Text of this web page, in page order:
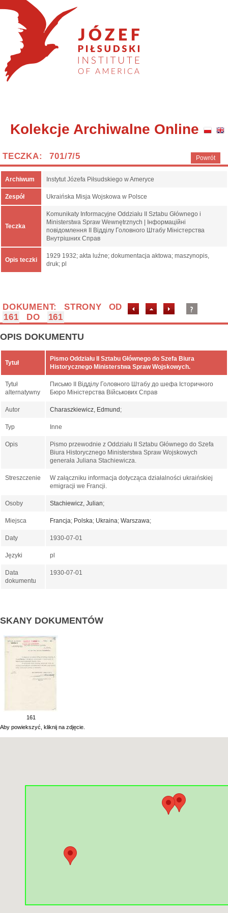
Kolekcje Archiwalne Online
Powrót
TECZKA: 701/7/5
Archiwum Instytut Józefa Piłsudskiego w Ameryce
Zespół Ukraińska Misja Wojskowa w Polsce
Teczka
Komunikaty Informacyjne Oddziału II Sztabu Głównego i
Ministerstwa Spraw Wewnętrznych | Інформаційні
повідомлення ІІ Відділу Головного Штабу Міністерства
Внутрішних Справ
Opis teczki
1929 1932; akta luźne; dokumentacja aktowa; maszynopis,
druk; pl
DOKUMENT: STRONY OD
161
DO 161
OPIS DOKUMENTU
Tytuł
Pismo Oddziału II Sztabu Głównego do Szefa Biura
Historycznego Ministerstwa Spraw Wojskowych.
Tytuł
alternatywny
Письмо ІІ Відділу Головного Штабу до шефа Історичного
Бюро Міністерства Військових Справ
Autor Charaszkiewicz, Edmund ;
Typ Inne
Opis
Pismo przewodnie z Oddziału II Sztabu Głównego do Szefa
Biura Historycznego Ministerstwa Spraw Wojskowych
generała Juliana Stachiewicza.
Streszczenie
W załączniku informacja dotycząca działalności ukraińskiej
emigracji we Francji.
Osoby Stachiewicz, Julian;
Miejsca Francja; Polska; Ukraina; Warszawa;
Daty 1930-07-01
Języki pl
Data
dokumentu
1930-07-01
SKANY DOKUMENTÓW
161
Aby powiekszyć, kliknij na zdjęcie.